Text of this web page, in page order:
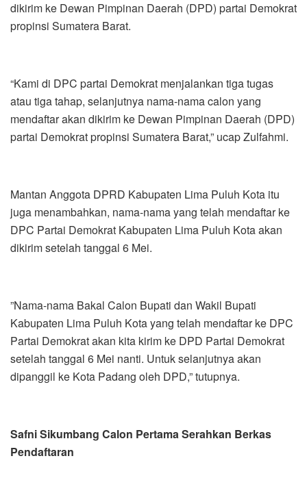
dikirim ke Dewan Pimpinan Daerah (DPD) partai Demokrat
propinsi Sumatera Barat.
“Kami di DPC partai Demokrat menjalankan tiga tugas
atau tiga tahap, selanjutnya nama-nama calon yang
mendaftar akan dikirim ke Dewan Pimpinan Daerah (DPD)
partai Demokrat propinsi Sumatera Barat,” ucap Zulfahmi.
Mantan Anggota DPRD Kabupaten Lima Puluh Kota itu
juga menambahkan, nama-nama yang telah mendaftar ke
DPC Partai Demokrat Kabupaten Lima Puluh Kota akan
dikirim setelah tanggal 6 Mei.
”Nama-nama Bakal Calon Bupati dan Wakil Bupati
Kabupaten Lima Puluh Kota yang telah mendaftar ke DPC
Partai Demokrat akan kita kirim ke DPD Partai Demokrat
setelah tanggal 6 Mei nanti. Untuk selanjutnya akan
dipanggil ke Kota Padang oleh DPD,” tutupnya.
Safni Sikumbang Calon Pertama Serahkan Berkas
Pendaftaran